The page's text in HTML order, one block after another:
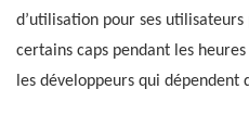
d’utilisation pour ses
certains caps pendant les
les développeurs qui dépendent